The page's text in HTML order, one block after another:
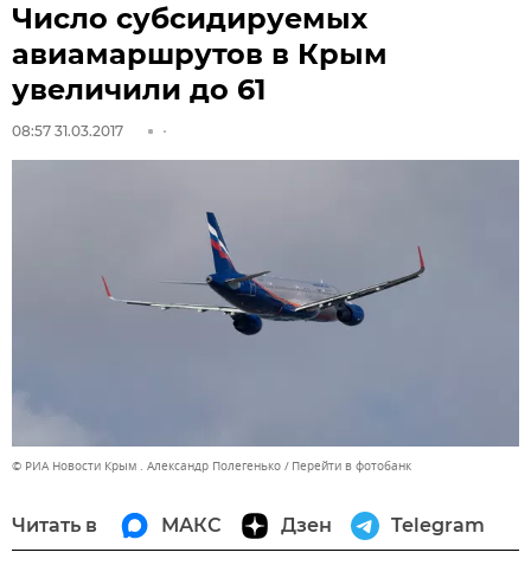
Число субсидируемых
авиамаршрутов в Крым
увеличили до 61
08:57 31.03.2017
© РИА Новости Крым . Александр Полегенько Перейти в фотобанк
Читать в МАКС Дзен Telegram